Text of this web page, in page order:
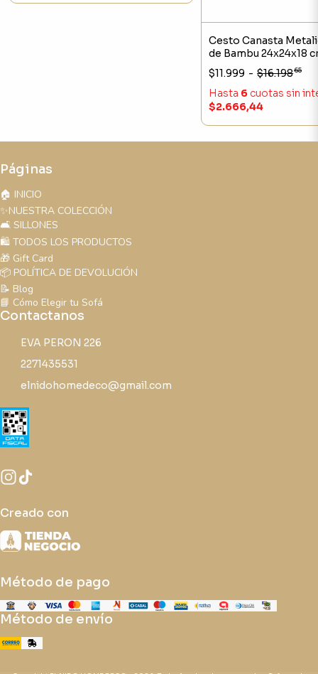
Cesto Canasta
de Bambu 24x24x18
$11.999 - $16.19865
Hasta 6 cuotas sin
$2.666,44
Páginas
🏠 INICIO
✨NUESTRA COLECCIÓN
🛋️ SILLONES
🛍️ TODOS LOS PRODUCTOS
🎁 Gift Card
📦 POLÍTICA DE DEVOLUCIÓN
📝 Blog
📘 Cómo Elegir tu Sofá
Contactanos
EVA PERON 226
2271435531
elnidohomedeco@gmail.com
Creado con
Método de pago
Método de envío